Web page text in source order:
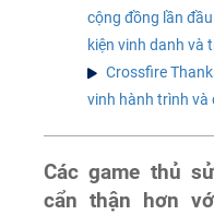
cộng đồng lần
kiện vinh danh và
Crossfire
vinh hành trình và
Các game thủ
cẩn thận hơn